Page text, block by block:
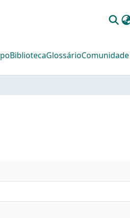
BibliotecaGlossário